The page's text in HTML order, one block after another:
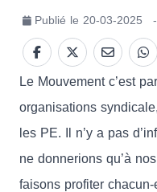
Publié le 20-03-2025 -
Le Mouvement c’est
organisations
les PE. Il n’y a pas
ne donnerions qu’à
faisons profiter